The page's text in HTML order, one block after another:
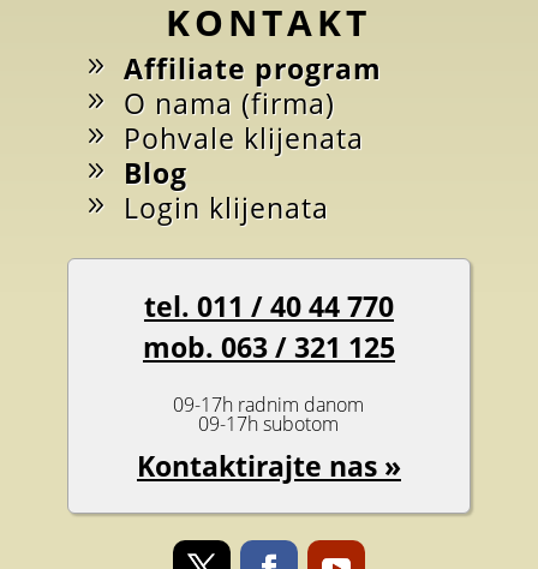
KONTAKT
Affiliate program
O nama (firma)
Pohvale klijenata
Blog
Login klijenata
tel. 011 / 40 44 770
mob. 063 / 321 125
09-17h radnim danom
09-17h subotom
Kontaktirajte nas »